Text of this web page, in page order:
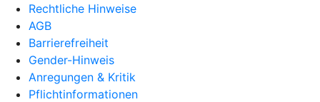
Rechtliche Hinweise
AGB
Barrierefreiheit
Gender-Hinweis
Anregungen & Kritik
Pflichtinformationen